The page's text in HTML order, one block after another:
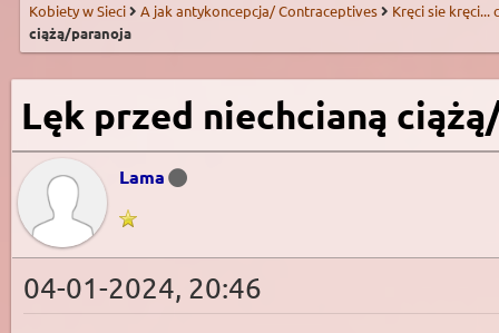
Kobiety w Sieci A jak antykoncepcja/ Contraceptives
Kręci sie kręci...
ciążą/paranoja
Lęk przed niechcianą
Lama
04-01-2024, 20:46